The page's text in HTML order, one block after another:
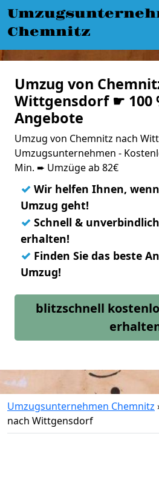
Chemnitz
Umzug von
Wittgensdorf ☛ 100
Angebote
Umzug von Chemnitz nach
Umzugsunternehmen -
Min. ➨ Umzüge ab 82€
✓ Wir helfen Ihnen,
Umzug geht!
✓ Schnell &
erhalten!
✓ Finden Sie das beste
Umzug!
blitzschnell
Umzugsunternehmen Chemnitz
nach Wittgensdorf